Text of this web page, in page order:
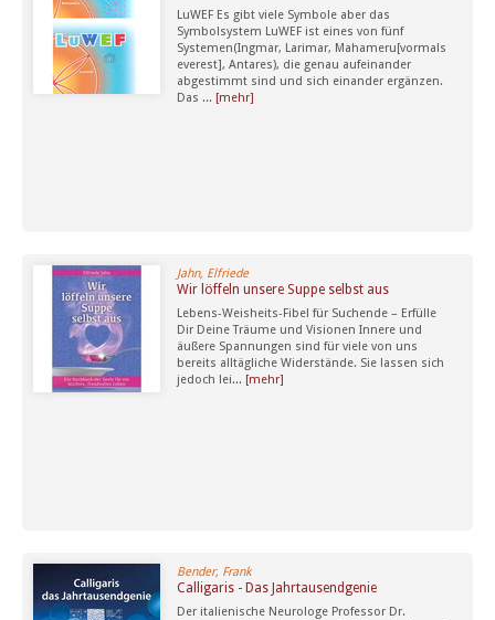
LuWEF Es gibt viele Symbole aber das
Symbolsystem LuWEF ist eines von fünf
Systemen(Ingmar, Larimar, Mahameru[vormals
everest], Antares), die genau aufeinander
abgestimmt sind und sich einander ergänzen.
Das ... [mehr]
Jahn, Elfriede
Wir löffeln unsere Suppe selbst aus
Lebens-Weisheits-Fibel für Suchende – Erfülle
Dir Deine Träume und Visionen Innere und
äußere Spannungen sind für viele von uns
bereits alltägliche Widerstände. Sie lassen sich
jedoch lei... [mehr]
Bender, Frank
Calligaris - Das Jahrtausendgenie
Der italienische Neurologe Professor Dr.